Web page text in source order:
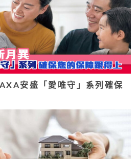
安盛「愛唯守」系列確保